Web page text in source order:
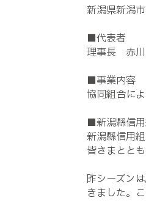
新潟県新潟
■代表者
理事長 赤川
■事業内容
協同組合に
■新潟縣信
新潟縣信用
皆さまとと
昨シーズン
きました。